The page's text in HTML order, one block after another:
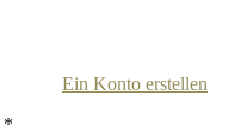
Ein Konto erstellen
*